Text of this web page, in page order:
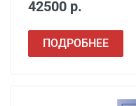
42500 р.
ПОДРОБНЕЕ